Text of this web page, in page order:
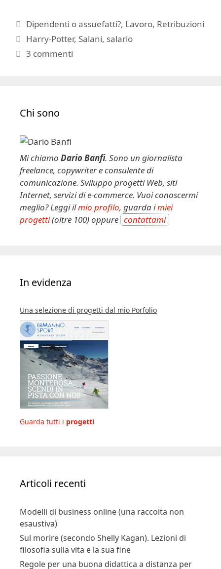
Categorie
Dipendenti o assuefatti?, Lavoro, Retribuzioni
Tag
Harry-Potter, Salani, salario
3 commenti
Chi sono
Mi chiamo Dario Banfi. Sono un giornalista
freelance, copywriter e consulente di
comunicazione. Sviluppo progetti Web, siti
Internet, servizi di e-commerce. Vuoi conoscermi
meglio? Leggi ilmio profilo, guarda imiei
progetti(oltre 100) oppure contattami
In evidenza
Una selezione di progetti dal mio Porfolio
Guarda tutti i progetti
Articoli recenti
Modelli di business online (una raccolta non
esaustiva)
Sul morire (secondo Shelly Kagan). Lezioni di
filosofia sulla vita e la sua fine
Regole per una buona didattica a distanza per